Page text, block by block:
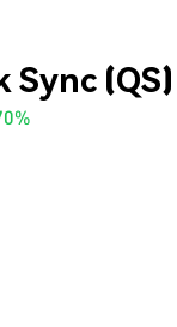
Sync (QS)